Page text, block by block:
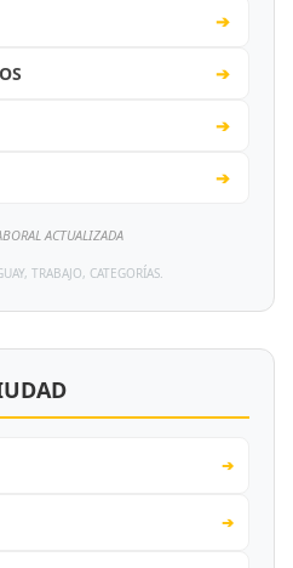
➔
➔
➔
➔
ACTUALIZADA
TRABAJO, CATEGORÍAS.
➔
➔